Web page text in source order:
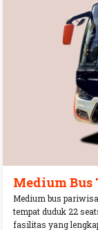
Medium
Medium bus
tempat duduk 22
fasilitas yang